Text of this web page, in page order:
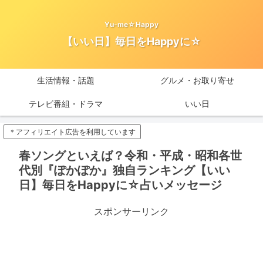
Yu-me☆Happy
【いい日】毎日をHappyに☆
生活情報・話題 グルメ・お取り寄せ
テレビ番組・ドラマ いい日
＊アフィリエイト広告を利用しています
春ソングといえば？令和・平成・昭和各世
代別『ぽかぽか』独自ランキング【いい
日】毎日をHappyに☆占いメッセージ
スポンサーリンク